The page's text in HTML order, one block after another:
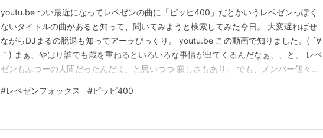
youtu.be つい最近になってレペゼンの曲に「ピッピ400」だとかいうレペゼンっぽく
ないタイトルの曲があると知って、聞いてみようと検索してみた今日。 大変遅ればせ
ながらDJまるの脱退も知ってアーラびっくり。 youtu.be この動画で知りました。( ´∀
｀) まぁ、やはり誰でも歳を重ねるといろいろな事情が出てくるんだなぁ、、と。 レペ
ゼンもふつーの人間だったんだよ、と思いつつ 寂しさもあり。 でも、メンバー個々の
ら、きっとこれが今のベストな結果なんだと思います。 多分、20代の勢いって実は奇
跡みたいなものなん…
#レペゼンフォックス #ピッピ400